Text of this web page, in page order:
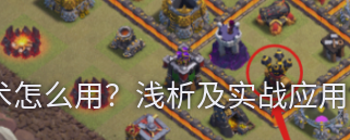
么用？浅析及实战应用